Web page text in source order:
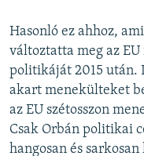
Hasonló ez ahhoz,
változtatta meg az
politikáját 2015 után.
akart menekülteket
az EU szétosszon
Csak Orbán politikai
hangosan és